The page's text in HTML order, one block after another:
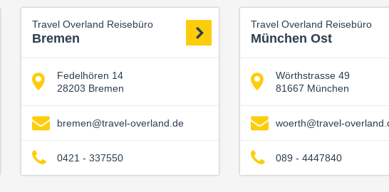
Travel Overland Reisebüro
Bremen
Fedelhören 14
28203 Bremen
bremen@travel-overland.de
0421 - 337550
Travel Overland Reisebüro
München Ost
Wörthstrasse 49
81667 München
woerth@travel-
089 - 4447840